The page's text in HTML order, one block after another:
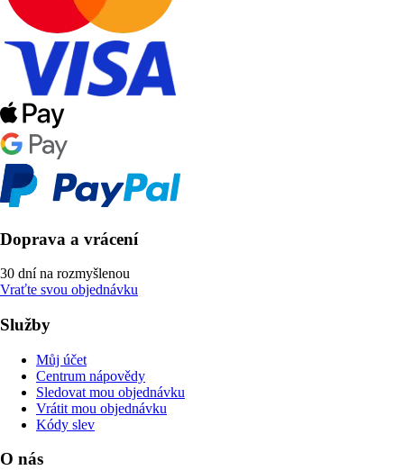
Doprava a vrácení
30 dní na rozmyšlenou
Vraťte svou objednávku
Služby
Můj účet
Centrum nápovědy
Sledovat mou objednávku
Vrátit mou objednávku
Kódy slev
O nás